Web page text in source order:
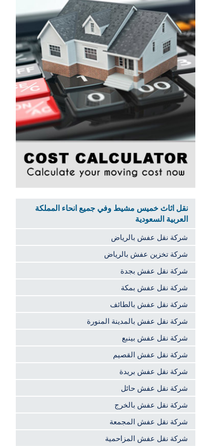
نقل اثاث خميس مشيط وفي جميع انحاء المملكة
العربية السعودية
شركة نقل عفش بالرياض
شركة تخزين عفش بالرياض
شركة نقل عفش بجدة
شركة نقل عفش بمكة
شركة نقل عفش بالطائف
شركة نقل عفش بالمدينة المنورة
شركة نقل عفش بينبع
شركة نقل عفش القصيم
شركة نقل عفش بريدة
شركة نقل عفش حائل
شركة نقل عفش بالخرج
شركة نقل عفش المجمعة
شركة نقل عفش المزاحمية